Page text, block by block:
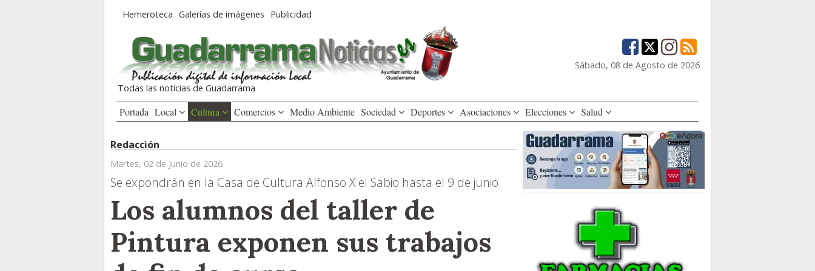
Hemeroteca Galerías de imágenes Publicidad
Todas las noticias de Guadarrama
Sábado, 08 de Agosto de 2026
Portada Local Cultura Comercios Medio Ambiente Sociedad Deportes Asociaciones Elecciones Salud
Redacción
Martes, 02 de Junio de 2026
Se expondrán en la Casa de Cultura Alfonso X el Sabio hasta el 9 de junio
Los alumnos del taller de
Pintura exponen sus trabajos